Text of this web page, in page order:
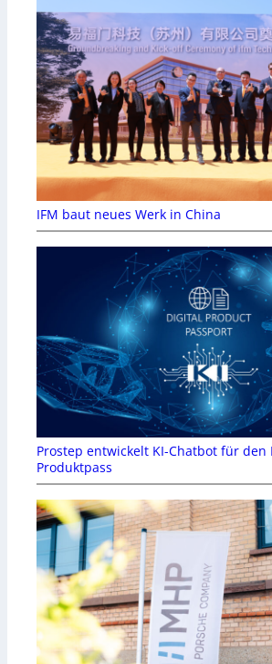
IFM baut neues Werk in China
Prostep entwickelt KI-Chatbot für den
Produktpass